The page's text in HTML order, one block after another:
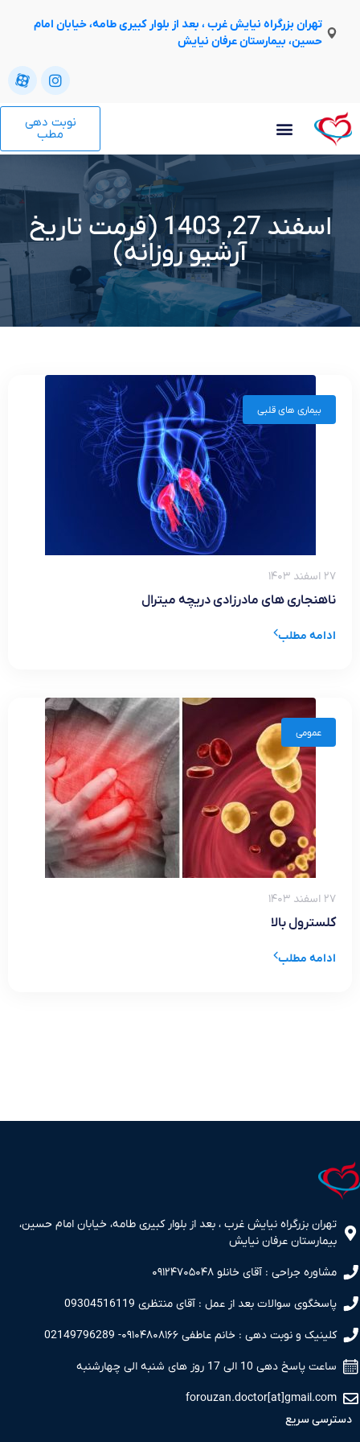
تهران بزرگراه نیایش غرب ، بعد از بلوار کبیری طامه، خیابان امام
حسین، بیمارستان عرفان نیایش
نوبت دهی
مطب
اسفند 27, 1403 (فرمت تاریخ
آرشیو روزانه)
بیماری های قلبی
۲۷ اسفند ۱۴۰۳
ناهنجاری های مادرزادی دریچه میترال
ادامه مطلب
عمومی
۲۷ اسفند ۱۴۰۳
کلسترول بالا
ادامه مطلب
تهران بزرگراه نیایش غرب ، بعد از بلوار کبیری طامه، خیابان امام حسین،
بیمارستان عرفان نیایش
مشاوره جراحی : آقای خانلو ۰۹۱۲۴۷۰۵۰۴۸
پاسخگوی سوالات بعد از عمل : آقای منتظری 09304516119
کلینیک و نوبت دهی : خانم عاطفی ۰۹۱۰۴۸۰۸۱۶۶- 02149796289
ساعت پاسخ دهی 10 الی 17 روز های شنبه الی چهارشنبه
forouzan.doctor[at]gmail.com
دسترسی سریع